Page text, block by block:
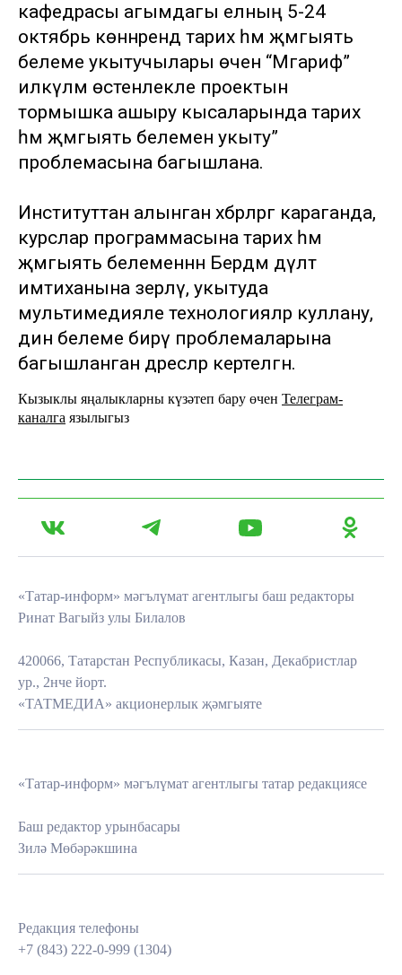
кафедрасы агымдагы елның 5-24
октябрь көннәрендә тарих һәм җәмгыять
белеме укытучылары өчен “Мәгариф”
илкүләм өстенлекле проектын
тормышка ашыру кысаларында тарих
һәм җәмгыять белемен укыту”
проблемасына багышлана.
Институттан алынган хәбәрләргә караганда,
курслар программасына тарих һәм
җәмгыять белеменнән Бердәм дәүләт
имтиханына әзерләү, укытуда
мультимедияле технологияләр куллану,
дин белеме бирү проблемаларына
багышланган дәресләр кертелгән.
Кызыклы яңалыкларны күзәтеп бару өчен Телеграм-
каналга язылыгыз
«Татар-информ» мәгълүмат агентлыгы баш редакторы
Ринат Вагыйз улы Билалов
420066, Татарстан Республикасы, Казан, Декабристлар
ур., 2нче йорт.
«ТАТМЕДИА» акционерлык җәмгыяте
«Татар-информ» мәгълүмат агентлыгы татар редакциясе
Баш редактор урынбасары
Зилә Мөбәрәкшина
Редакция телефоны
+7 (843) 222-0-999 (1304)